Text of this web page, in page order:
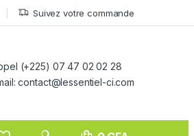
Suivez votre commande
(+225) 07 47 02 02 28
contact@lessentiel-ci.com